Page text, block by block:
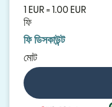
1 EUR = 1.00 EUR
ফি
ফি ডিসকাউন্ট
মোট